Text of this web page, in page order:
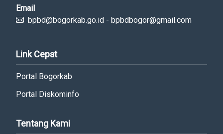
Email
bpbd@bogorkab.go.id - bpbdbogor@gmail.com
Link Cepat
Portal Bogorkab
Portal Diskominfo
Tentang Kami